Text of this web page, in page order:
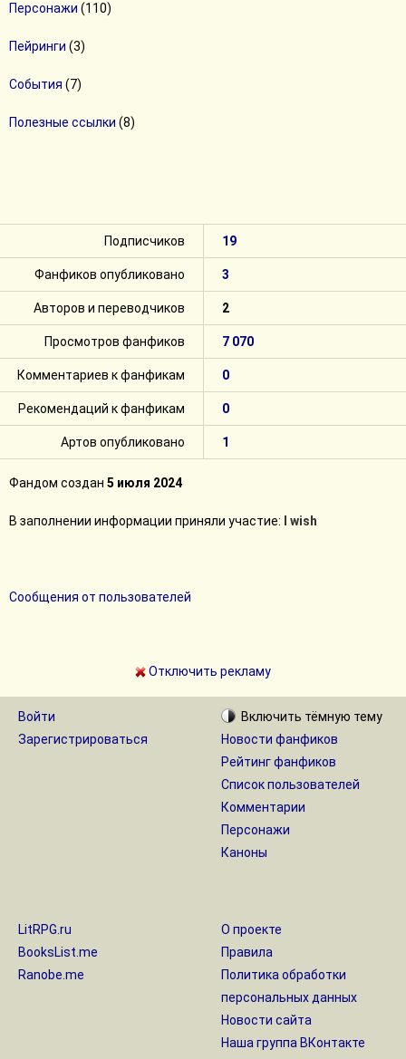
Персонажи (110)
Пейринги (3)
События (7)
Полезные ссылки (8)
Подписчиков 19
Фанфиков опубликовано 3
Авторов и переводчиков 2
Просмотров фанфиков 7 070
Комментариев к фанфикам 0
Рекомендаций к фанфикам 0
Артов опубликовано 1
Фандом создан 5 июля 2024
В заполнении информации приняли участие: I wish
Сообщения от пользователей
Отключить рекламу
Войти
Зарегистрироваться
Включить тёмную тему
Новости фанфиков
Рейтинг фанфиков
Список пользователей
Комментарии
Персонажи
Каноны
LitRPG.ru
BooksList.me
Ranobe.me
О проекте
Правила
Политика обработки
персональных данных
Новости сайта
Наша группа ВКонтакте